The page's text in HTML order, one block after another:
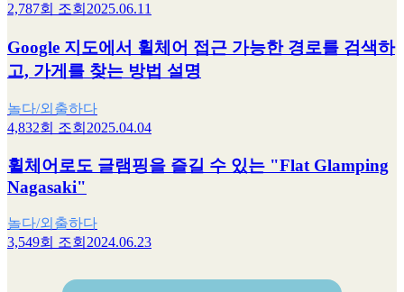
2,787회 조회 2025.06.11
Google 지도에서 휠체어 접근 가능한 경로를 검색하
고, 가게를 찾는 방법 설명
놀다/외출하다
4,832회 조회 2025.04.04
휠체어로도 글램핑을 즐길 수 있는 "Flat Glamping
Nagasaki"
놀다/외출하다
3,549회 조회 2024.06.23